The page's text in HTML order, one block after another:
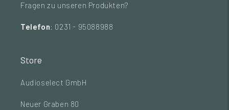
Fragen zu unseren Produkten?
Telefon: 0231 - 95088988
Store
Audioselect GmbH
Neuer Graben 80